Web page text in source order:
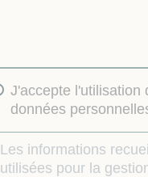
J'accepte l'utilisation
données
Les informations
utilisées pour la